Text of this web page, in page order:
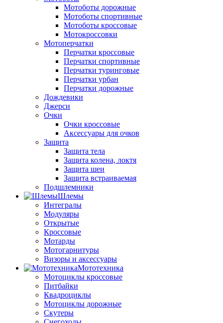
Мотоботы дорожные
Мотоботы спортивные
Мотоботы кроссовые
Мотокроссовки
Мотоперчатки
Перчатки кроссовые
Перчатки спортивные
Перчатки туринговые
Перчатки урбан
Перчатки дорожные
Дождевики
Джерси
Очки
Очки кроссовые
Аксессуары для очков
Защита
Защита тела
Защита колена, локтя
Защита шеи
Защита встраиваемая
Подшлемники
Шлемы
Интегралы
Модуляры
Открытые
Кроссовые
Мотарды
Мотогарнитуры
Визоры и аксессуары
Мототехника
Мотоциклы кроссовые
Питбайки
Квадроциклы
Мотоциклы дорожные
Скутеры